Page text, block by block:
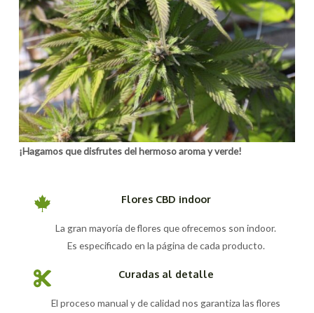
¡Hagamos que disfrutes del hermoso aroma y verde!
Flores CBD indoor
La gran mayoría de flores que ofrecemos son indoor.
Es especificado en la página de cada producto.
Curadas al detalle
El proceso manual y de calidad nos garantiza las flores